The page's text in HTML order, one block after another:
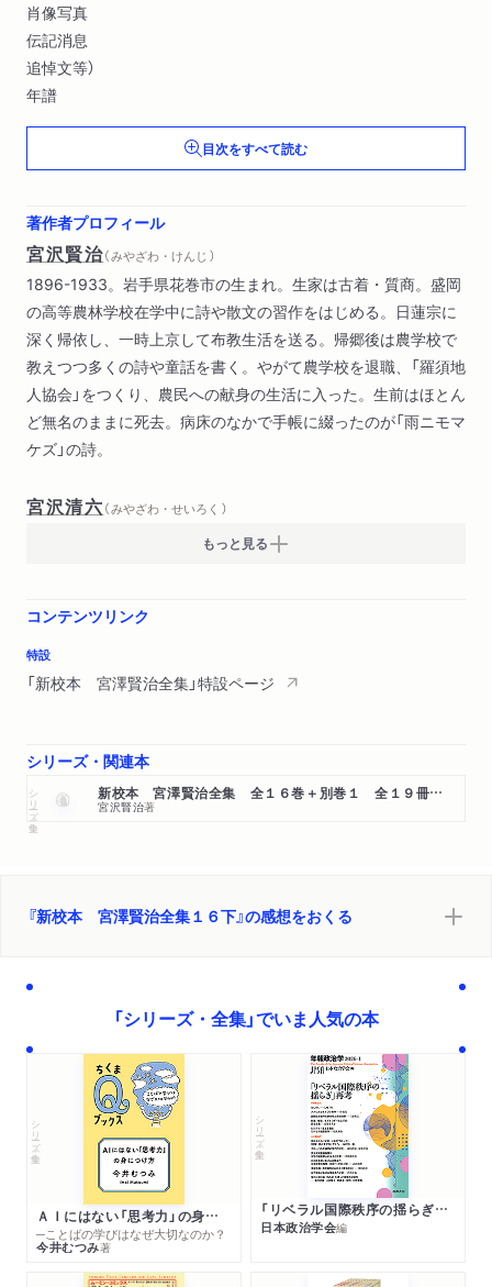
肖像写真
伝記消息
追悼文等）
年譜
目次をすべて読む
著作者プロフィール
宮沢賢治（ みやざわ・けんじ ）
1896-1933。岩手県花巻市の生まれ。生家は古着・質商。盛岡
の高等農林学校在学中に詩や散文の習作をはじめる。日蓮宗に
深く帰依し、一時上京して布教生活を送る。帰郷後は農学校で
教えつつ多くの詩や童話を書く。やがて農学校を退職、「羅須地
人協会」をつくり、農民への献身の生活に入った。生前はほとん
ど無名のままに死去。病床のなかで手帳に綴ったのが「雨ニモマ
ケズ」の詩。
宮沢清六（ みやざわ・せいろく ）
もっと見る
コンテンツリンク
特設
「新校本 宮澤賢治全集」特設ページ
シリーズ・関連本
シリーズ・全集 新校本 宮澤賢治全集 全１６巻＋別巻１ 全１９冊セット
宮沢賢治著
『新校本 宮澤賢治全集１６下』の感想をおくる
「シリーズ・全集」でいま人気の本
シリーズ・全集
ＡＩにはない「思考力」の身につけ方
─ことばの学びはなぜ大切なのか？
今井むつみ著
シリーズ・全集
「リベラル国際秩序の揺らぎ」再考 年報政治学２０２６‐Ⅰ
日本政治学会編